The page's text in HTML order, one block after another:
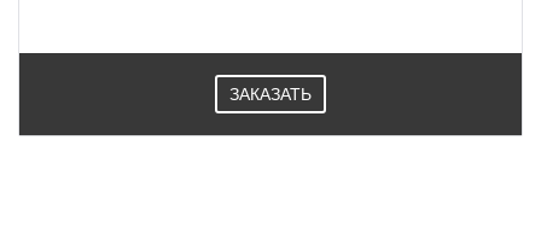
ЗАКАЗАТЬ